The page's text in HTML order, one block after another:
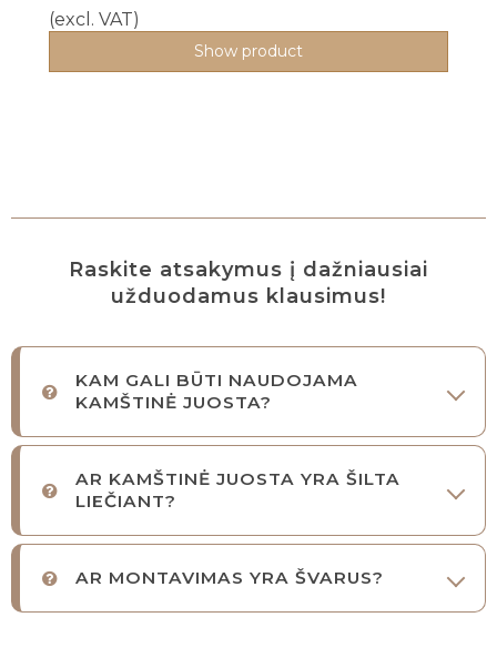
(excl. VAT)
Show product
Raskite atsakymus į dažniausiai
užduodamus klausimus!
KAM GALI BŪTI NAUDOJAMA
KAMŠTINĖ JUOSTA?
AR KAMŠTINĖ JUOSTA YRA ŠILTA
LIEČIANT?
AR MONTAVIMAS YRA ŠVARUS?